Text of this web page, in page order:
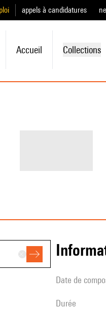
appels à candidatures
Accueil Collections
date de
durée